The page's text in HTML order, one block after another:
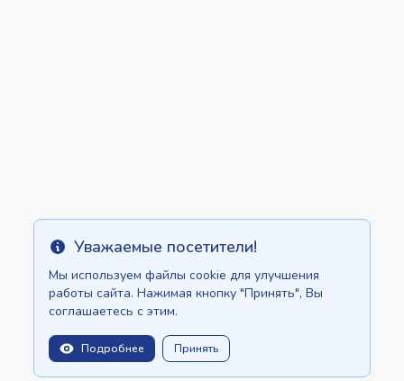
Info Уважаемые посетители!
Мы используем файлы cookie для улучшения
работы сайта. Нажимая кнопку "Принять", Вы
соглашаетесь с этим.
Подробнее Принять